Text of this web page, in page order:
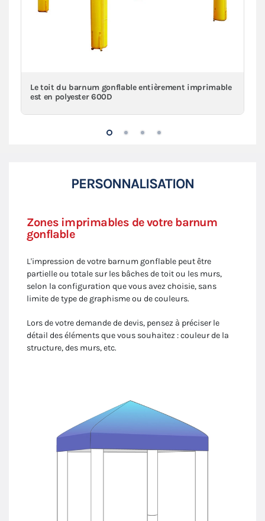
Le toit du barnum gonflable entièrement imprimable
est en polyester 600D
PERSONNALISATION
Zones imprimables de votre barnum
gonflable
L'impression de votre barnum gonflable peut être
partielle ou totale sur les bâches de toit ou les murs,
selon la configuration que vous avez choisie, sans
limite de type de graphisme ou de couleurs.
Lors de votre demande de devis, pensez à préciser le
détail des éléments que vous souhaitez : couleur de la
structure, des murs, etc.